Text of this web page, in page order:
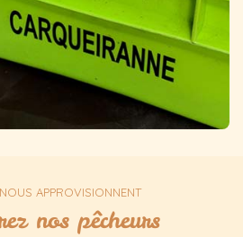
APPROVISIONNENT
nos pêcheurs